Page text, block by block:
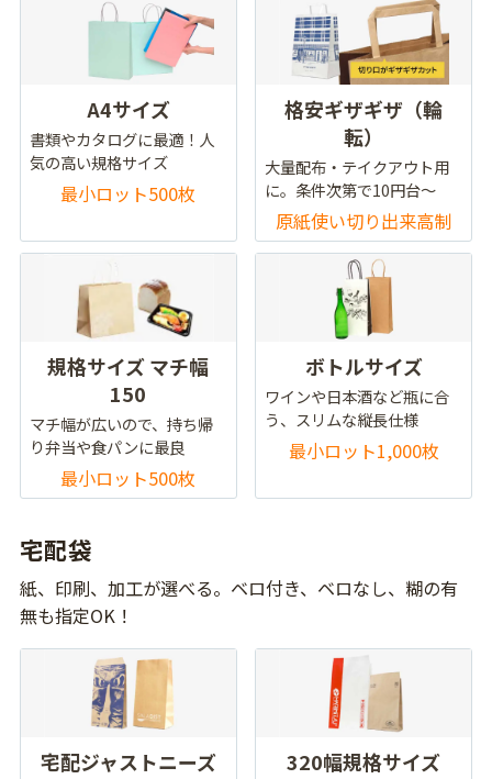
A4サイズ
書類やカタログに最適！人
気の高い規格サイズ
最小ロット500枚
格安ギザギザ（輪
転）
大量配布・テイクアウト用
に。条件次第で10円台～
原紙使い切り出来高制
規格サイズ マチ幅
150
マチ幅が広いので、持ち帰
り弁当や食パンに最良
最小ロット500枚
ボトルサイズ
ワインや日本酒など瓶に合
う、スリムな縦長仕様
最小ロット1,000枚
宅配袋
紙、印刷、加工が選べる。ベロ付き、ベロなし、糊の有
無も指定OK！
宅配ジャストニーズ 320幅規格サイズ